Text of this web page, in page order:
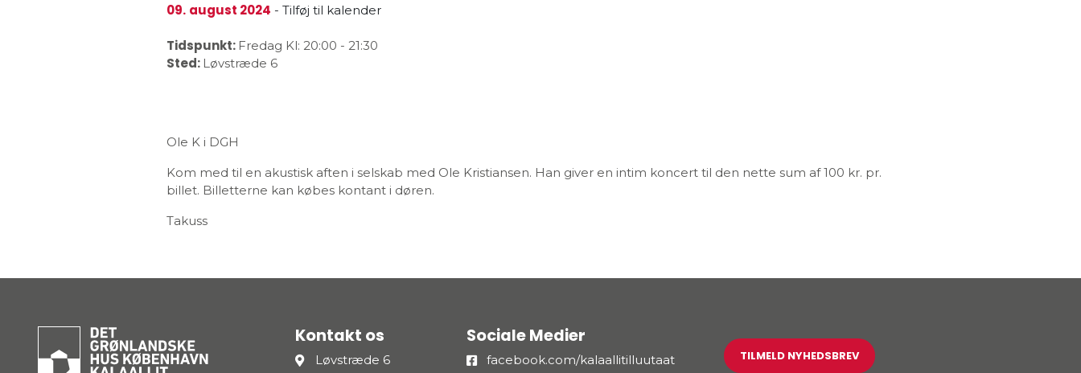
09. august 2024 - Tilføj til kalender
Tidspunkt: Fredag Kl: 20:00 - 21:30
Sted: Løvstræde 6
Ole K i DGH
Kom med til en akustisk aften i selskab med Ole Kristiansen. Han giver en intim koncert til den nette sum af 100 kr. pr.
billet. Billetterne kan købes kontant i døren.
Takuss
Kontakt os
Løvstræde 6
Sociale Medier
facebook.com/kalaallitilluutaat TILMELD NYHEDSBREV